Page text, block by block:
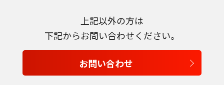
Tiếng Việt
上記以外の方は
下記からお問い合わせください。
お問い合わせ